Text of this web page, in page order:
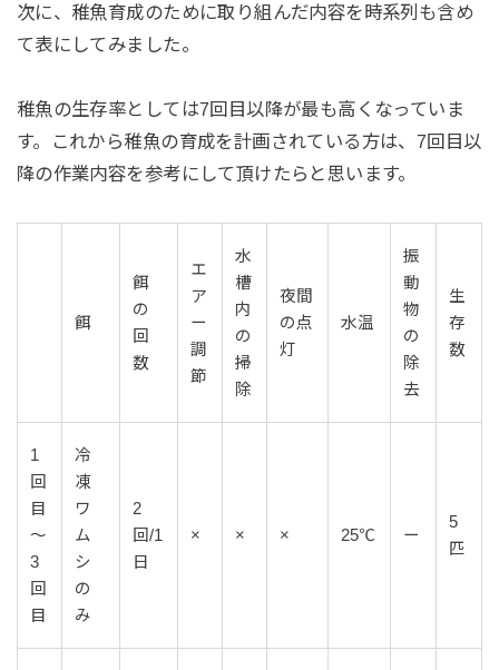
次に、稚魚育成のために取り組んだ内容を時系列も含め
て表にしてみました。
稚魚の生存率としては7回目以降が最も高くなっていま
す。これから稚魚の育成を計画されている方は、7回目以
降の作業内容を参考にして頂けたらと思います。
餌
餌
の
回
数
エ
ア
ー
調
節
水
槽
内
の
掃
除
夜間
の点
灯
水温
振
動
物
の
除
去
生
存
数
1
回
目
～
3
回
目
冷
凍
ワ
ム
シ
の
み
2
回/1
日
× × × 25℃ ー
5
匹